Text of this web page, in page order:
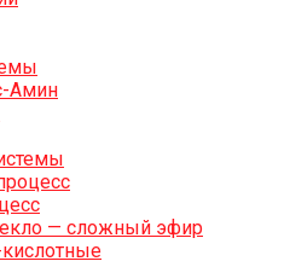
Амин
— сложный эфир